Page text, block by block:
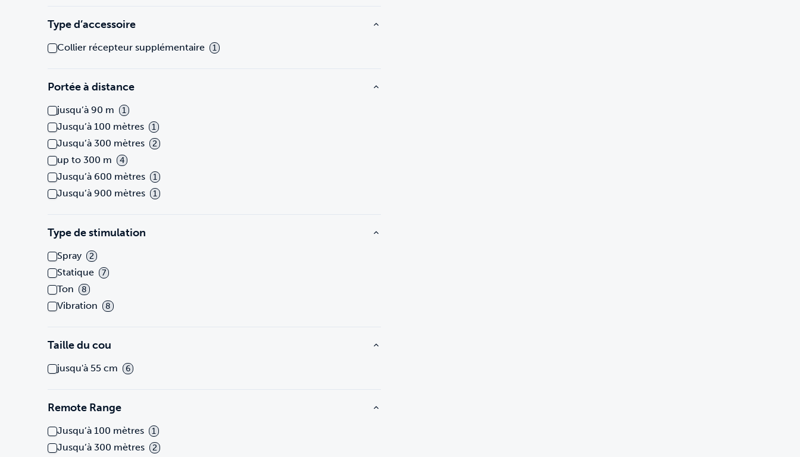
Type d’accessoire
Collier récepteur supplémentaire 1
Portée à distance
jusqu’à 90 m 1
Jusqu’à 100 mètres 1
Jusqu’à 300 mètres 2
up to 300 m 4
Jusqu’à 600 mètres 1
Jusqu’à 900 mètres 1
Type de stimulation
Spray 2
Statique 7
Ton 8
Vibration 8
Taille du cou
jusqu'à 55 cm 6
Remote Range
Jusqu’à 100 mètres 1
Jusqu’à 300 mètres 2